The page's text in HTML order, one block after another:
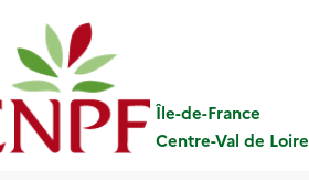
Île-de-France
Centre-Val de Loire